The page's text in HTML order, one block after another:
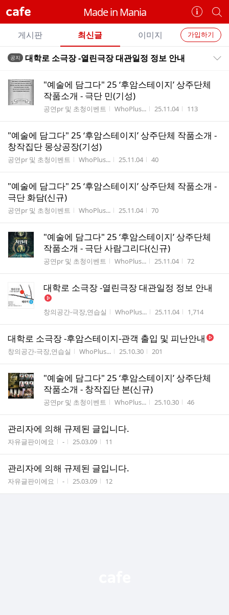
cafe Made in Mania
카
페
정
보
개
별
카
페
검
카
페
가입하기
게시판 최신글 이미지
전공지 대학로 소극장 -열린극장 대관일정 정보 안내
"예술에 담그다" 25 ‘후암스테이지’ 상주단체
작품소개 - 극단 민(기성)
게시판명
공연pr 및 초청이벤트 작성자
WhoPlus... 작성시간
25.11.04 조회수
113
"예술에 담그다" 25 ‘후암스테이지’ 상주단체 작품소개 -
창작집단 몽상공장(기성)
게시판명
공연pr 및 초청이벤트 작성자
WhoPlus... 작성시간
25.11.04 조회수
40
"예술에 담그다" 25 ‘후암스테이지’ 상주단체 작품소개 -
극단 화담(신규)
게시판명
공연pr 및 초청이벤트 작성자
WhoPlus... 작성시간
25.11.04 조회수
70
"예술에 담그다" 25 ‘후암스테이지’ 상주단체
작품소개 - 극단 사람그리다(신규)
게시판명
공연pr 및 초청이벤트 작성자
WhoPlus... 작성시간
25.11.04 조회수
72
대학로 소극장 -열린극장 대관일정 정보 안내
게시판명
창의공간-극장,연습실 작성자
WhoPlus... 작성시간
25.11.04 조회수
1,714
대학로 소극장 -후암스테이지-관객 출입 및 피난안내
게시판명
창의공간-극장,연습실 작성자
WhoPlus... 작성시간
25.10.30 조회수
201
"예술에 담그다" 25 ‘후암스테이지’ 상주단체
작품소개 - 창작집단 본(신규)
게시판명
공연pr 및 초청이벤트 작성자
WhoPlus... 작성시간
25.10.30 조회수
46
관리자에 의해 규제된 글입니다.
게시판명
자유글판이에요 작성자
- 작성시간
25.03.09 조회수
11
관리자에 의해 규제된 글입니다.
게시판명
자유글판이에요 작성자
- 작성시간
25.03.09 조회수
12